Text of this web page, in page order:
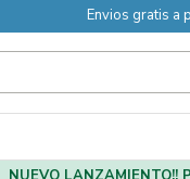
Envios gratis a